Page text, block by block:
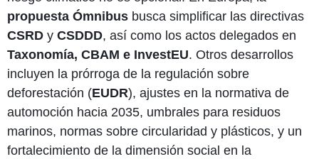
propuesta Ómnibus busca simplificar las directivas
CSRD y CSDDD, así como los actos delegados en
Taxonomía, CBAM e InvestEU. Otros desarrollos
incluyen la prórroga de la regulación sobre
deforestación (EUDR), ajustes en la normativa de
automoción hacia 2035, umbrales para residuos
marinos, normas sobre circularidad y plásticos, y un
fortalecimiento de la dimensión social en la